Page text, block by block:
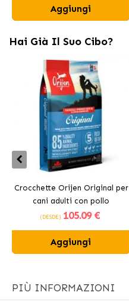
Aggiungi
Hai Già Il Suo Cibo?
Crocchette Orijen Original per
cani adulti con pollo
(DESDE) 105.09 €
Aggiungi
PIÙ INFORMAZIONI